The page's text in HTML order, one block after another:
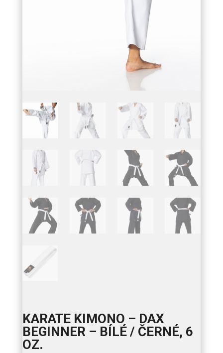
KARATE KIMONO – DAX
BEGINNER – BÍLÉ / ČERNÉ, 6
OZ.